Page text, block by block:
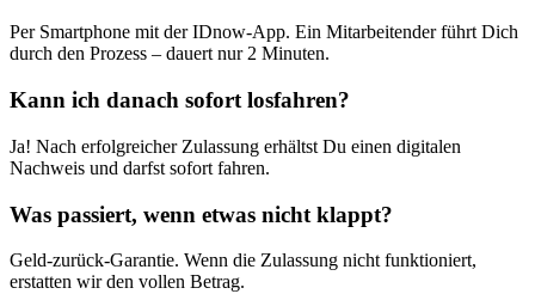
Per Smartphone mit der IDnow-App. Ein Mitarbeitender führt Dich
durch den Prozess – dauert nur 2 Minuten.
Kann ich danach sofort losfahren?
Ja! Nach erfolgreicher Zulassung erhältst Du einen digitalen
Nachweis und darfst sofort fahren.
Was passiert, wenn etwas nicht klappt?
Geld-zurück-Garantie. Wenn die Zulassung nicht funktioniert,
erstatten wir den vollen Betrag.